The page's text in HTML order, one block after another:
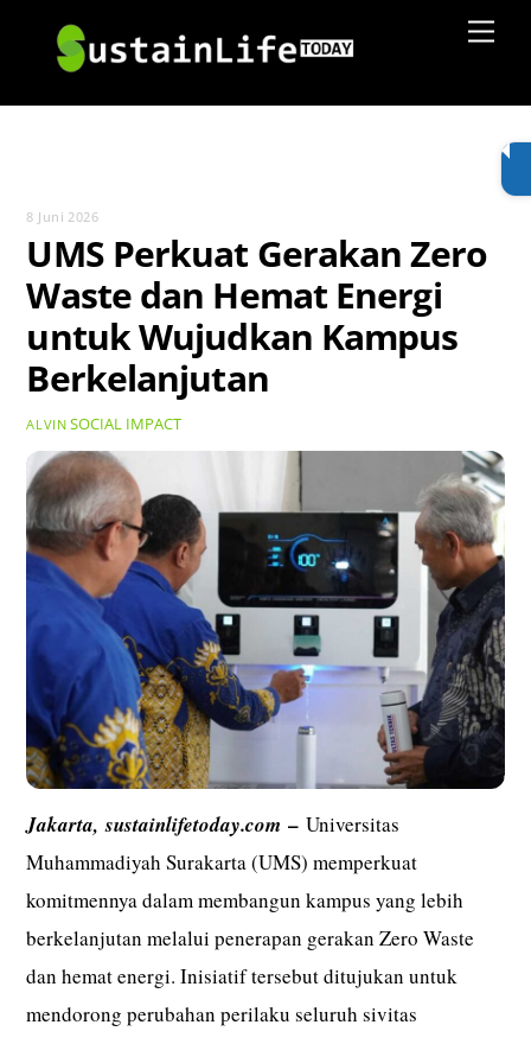
content
8 Juni 2026
UMS Perkuat Gerakan Zero
Waste dan Hemat Energi
untuk Wujudkan Kampus
Berkelanjutan
ALVIN SOCIAL IMPACT
Jakarta,sustainlifetoday.com – Universitas
Muhammadiyah Surakarta (UMS) memperkuat
komitmennya dalam membangun kampus yang lebih
berkelanjutan melalui penerapan gerakan Zero Waste
dan hemat energi. Inisiatif tersebut ditujukan untuk
mendorong perubahan perilaku seluruh sivitas